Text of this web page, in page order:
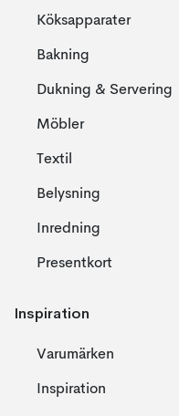
Köksapparater
Bakning
Dukning & Servering
Möbler
Textil
Belysning
Inredning
Presentkort
Inspiration
Varumärken
Inspiration